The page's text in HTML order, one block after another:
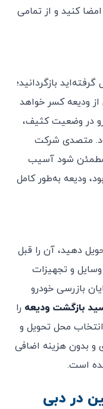
کنید و از تمامی
بازگردانید؛
ودیعه کسر خواهد
در وضعیت کثیف،
متصدی شرکت
مطمئن شود آسیب
ودیعه به‌طور کامل
دهید، آن را قبل
وسایل و تجهیزات
بازرسی خودرو
بازگشت ودیعه را
محل تحویل و
و بدون هزینه اضافی
است.
در دبی